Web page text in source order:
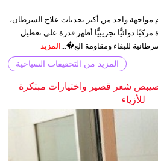
مواجهة واحد من أكبر تحديات علاج السرطان،
دوائيًّا تجريبيًّا أظهر قدرة على تعطيل
للبقاء ومقاومة الع�... المزيد
المزيد من التحقيقات السياحية
شعر قصير واختيارات مبتكرة
للأزياء